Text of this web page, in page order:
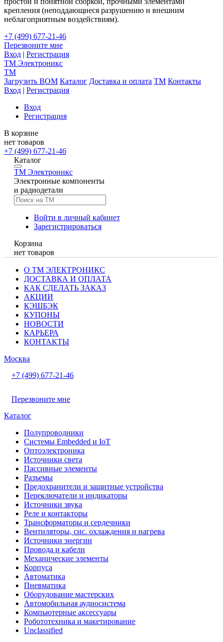
крепления (неподдающиеся разрушению и внешним
неблагоприятным воздействиям).
+7 (499) 677-21-46
Перезвоните мне
Вход | Регистрация
TM Электроникс
TM
Загрузить BOM Каталог Доставка и оплата TM Контакты
Вход | Регистрация
Вход
Регистрация
В корзине
нет товаров
+7 (499) 677-21-46
Каталог
TM Электроникс
Электронные компоненты
и радиодетали
Войти в личный кабинет
Зарегистрироваться
Корзина
нет товаров
О ТМ ЭЛЕКТРОНИКС
ДОСТАВКА И ОПЛАТА
КАК СДЕЛАТЬ ЗАКАЗ
АКЦИИ
КЭШБЭК
КУПОНЫ
НОВОСТИ
КАРЬЕРА
КОНТАКТЫ
Москва
+7 (499) 677-21-46
Перезвоните мне
Каталог
Полупроводники
Системы Embedded и IoT
Oптоэлектроника
Источники света
Пассивные элементы
Разъeмы
Предохранители и защитные устройства
Переключатели и индикаторы
Источники звука
Реле и контакторы
Трансформаторы и сердечники
Вентиляторы, сис. охлаждения и нагрева
Источники энергии
Провода и кабели
Механические элементы
Корпуса
Автоматика
Пневматика
Оборудование мастерских
Автомобильная аудиосистема
Компьютерные аксессуары
Робототехника и макетирование
Unclassified